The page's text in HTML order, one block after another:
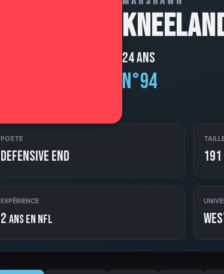
24 ans
N°94
POSTE
Defensive End
EXPÉRIENCE
2 ans en NFL